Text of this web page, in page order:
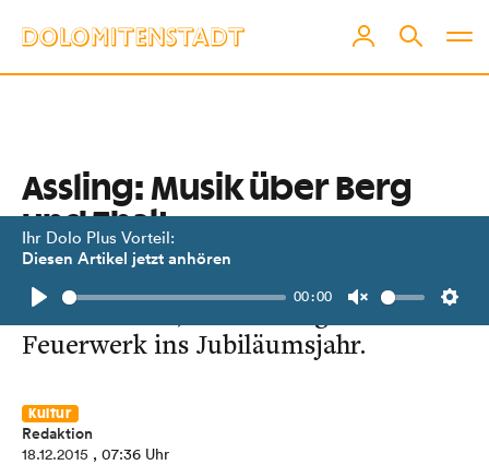
Ihr Dolo Plus Vorteil:
Diesen Artikel jetzt anhören
Play
00:00
Unmute
Assling: Musik über Berg
und Thal!
Musikkapelle Assling startet mit
Silvesterfeier, Ausstellung und
Feuerwerk ins Jubiläumsjahr.
Kultur
Redaktion
18.12.2015 , 07:36 Uhr